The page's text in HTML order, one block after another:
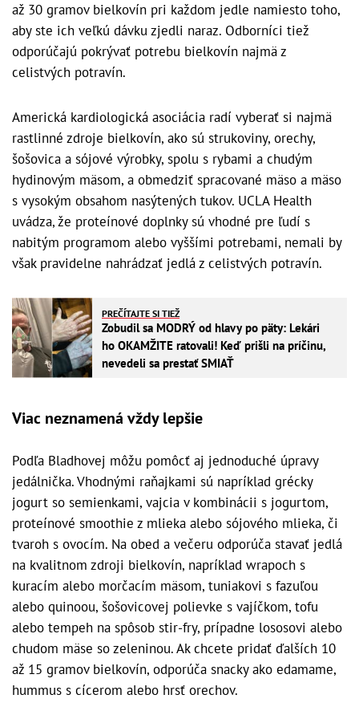
až 30 gramov bielkovín pri každom jedle namiesto toho,
aby ste ich veľkú dávku zjedli naraz. Odborníci tiež
odporúčajú pokrývať potrebu bielkovín najmä z
celistvých potravín.
Americká kardiologická asociácia radí vyberať si najmä
rastlinné zdroje bielkovín, ako sú strukoviny, orechy,
šošovica a sójové výrobky, spolu s rybami a chudým
hydinovým mäsom, a obmedziť spracované mäso a mäso
s vysokým obsahom nasýtených tukov. UCLA Health
uvádza, že proteínové doplnky sú vhodné pre ľudí s
nabitým programom alebo vyššími potrebami, nemali by
však pravidelne nahrádzať jedlá z celistvých potravín.
PREČÍTAJTE SI TIEŽ
Zobudil sa MODRÝ od hlavy po päty: Lekári
ho OKAMŽITE ratovali! Keď prišli na príčinu,
nevedeli sa prestať SMIAŤ
Viac neznamená vždy lepšie
Podľa Bladhovej môžu pomôcť aj jednoduché úpravy
jedálnička. Vhodnými raňajkami sú napríklad grécky
jogurt so semienkami, vajcia v kombinácii s jogurtom,
proteínové smoothie z mlieka alebo sójového mlieka, či
tvaroh s ovocím. Na obed a večeru odporúča stavať jedlá
na kvalitnom zdroji bielkovín, napríklad wrapoch s
kuracím alebo morčacím mäsom, tuniakovi s fazuľou
alebo quinoou, šošovicovej polievke s vajíčkom, tofu
alebo tempeh na spôsob stir-fry, prípadne lososovi alebo
chudom mäse so zeleninou. Ak chcete pridať ďalších 10
až 15 gramov bielkovín, odporúča snacky ako edamame,
hummus s cícerom alebo hrsť orechov.